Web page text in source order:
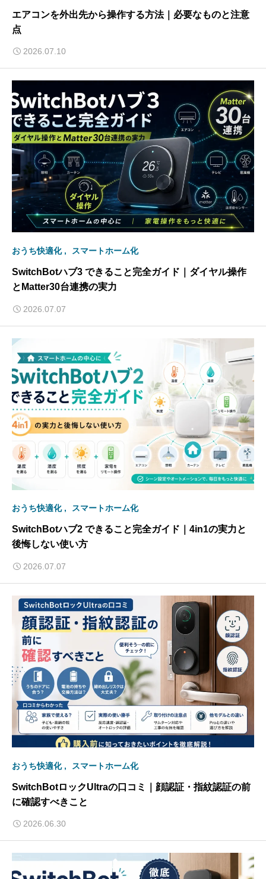
エアコンを外出先から操作する方法｜必要なものと注意
点
2026.07.10
おうち快適化 スマートホーム化
SwitchBotハブ3 できること完全ガイド｜ダイヤル操作
とMatter30台連携の実力
2026.07.07
おうち快適化 スマートホーム化
SwitchBotハブ2 できること完全ガイド｜4in1の実力と
後悔しない使い方
2026.07.07
おうち快適化 スマートホーム化
SwitchBotロックUltraの口コミ｜顔認証・指紋認証の前
に確認すべきこと
2026.06.30